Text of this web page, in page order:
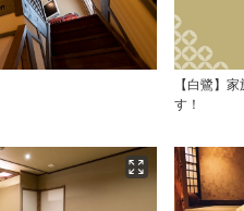
【白鷺】
す！